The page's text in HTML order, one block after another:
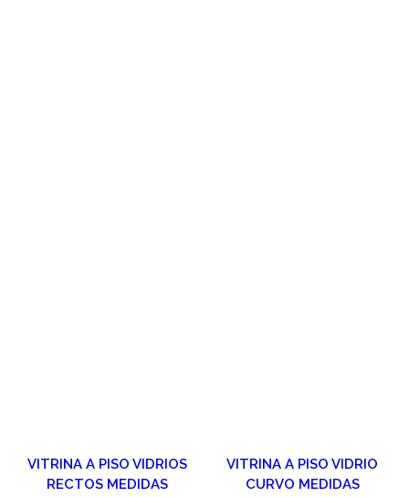
VITRINA A PISO VIDRIOS
RECTOS MEDIDAS
VITRINA A PISO VIDRIO
CURVO MEDIDAS